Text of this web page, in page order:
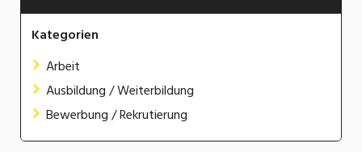
Kategorien
Arbeit
Ausbildung / Weiterbildung
Bewerbung / Rekrutierung